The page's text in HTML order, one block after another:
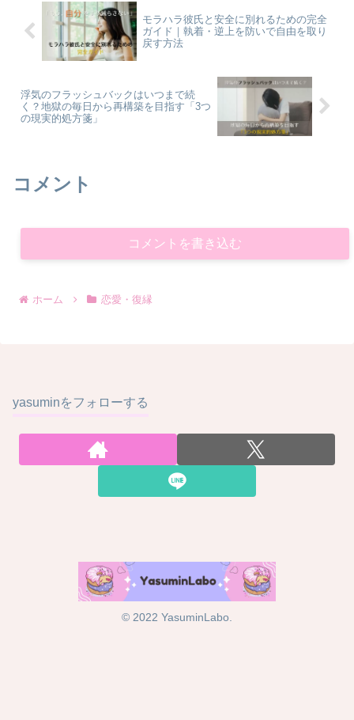
モラハラ彼氏と安全に別れるための完全
ガイド｜執着・逆上を防いで自由を取り
戻す方法
浮気のフラッシュバックはいつまで続
く？地獄の毎日から再構築を目指す「3つ
の現実的処方箋」
コメント
コメントを書き込む
ホーム 恋愛・復縁
yasuminをフォローする
© 2022 YasuminLabo.